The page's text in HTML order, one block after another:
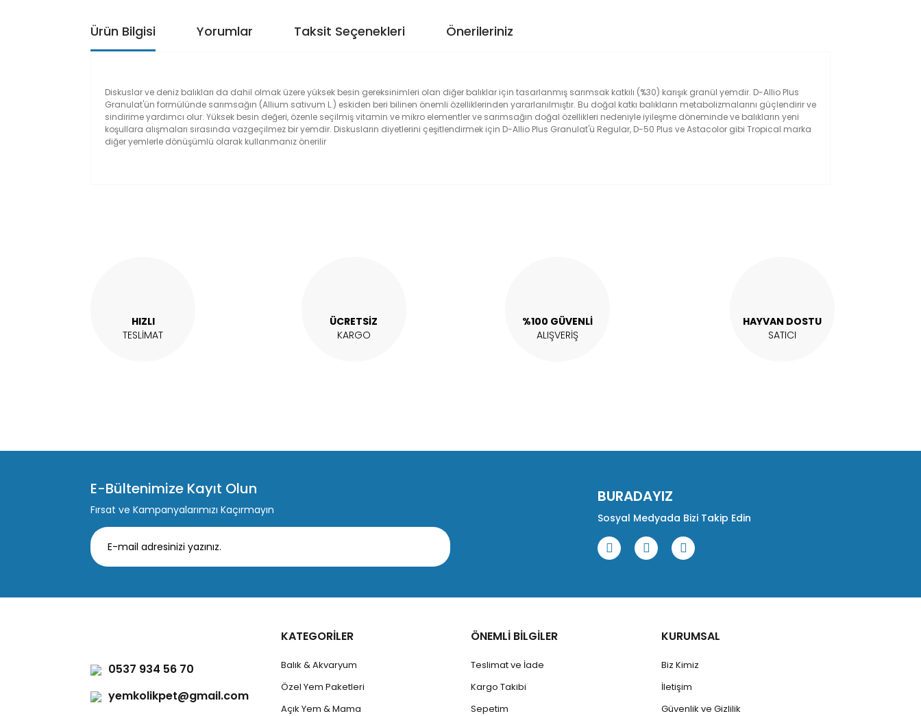
Ürün Bilgisi Yorumlar Taksit Seçenekleri Önerileriniz
Diskuslar ve deniz balıkları da dahil olmak üzere yüksek besin gereksinimleri olan diğer balıklar için tasarlanmış sarımsak katkılı (%30) karışık granül yemdir. D-Allio Plus
Granulat'ün formülünde sarımsağın (Allium sativum L.) eskiden beri bilinen önemli özelliklerinden yararlanılmıştır. Bu doğal katkı balıkların metabolizmalarını güçlendirir ve
sindirime yardımcı olur. Yüksek besin değeri, özenle seçilmiş vitamin ve mikro elementler ve sarımsağın doğal özellikleri nedeniyle iyileşme döneminde ve balıkların yeni
koşullara alışmaları sırasında vazgeçilmez bir yemdir. Diskusların diyetlerini çeşitlendirmek için D-Allio Plus Granulat'ü Regular, D-50 Plus ve Astacolor gibi Tropical marka
diğer yemlerle dönüşümlü olarak kullanmanız önerilir
HIZLI
TESLİMAT
ÜCRETSİZ
KARGO
%100 GÜVENLİ
ALIŞVERİŞ
HAYVAN DOSTU
SATICI
E-Bültenimize Kayıt Olun
Fırsat ve Kampanyalarımızı Kaçırmayın
BURADAYIZ
Sosyal Medyada Bizi Takip Edin
0537 934 56 70
yemkolikpet@gmail.com
KATEGORİLER
Balık & Akvaryum
Özel Yem Paketleri
Açık Yem & Mama
ÖNEMLİ BİLGİLER
Teslimat ve İade
Kargo Takibi
Sepetim
KURUMSAL
Biz Kimiz
İletişim
Güvenlik ve Gizlilik